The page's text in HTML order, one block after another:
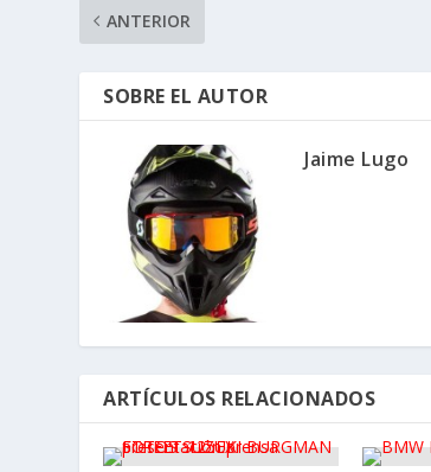
ANTERIOR
SOBRE EL AUTOR
Jaime Lugo
ARTÍCULOS RELACIONADOS